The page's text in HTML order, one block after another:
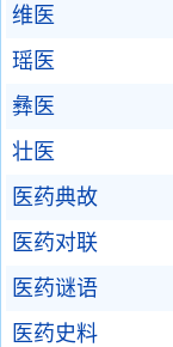
维医
瑶医
彝医
壮医
医药典故
医药对联
医药谜语
医药史料